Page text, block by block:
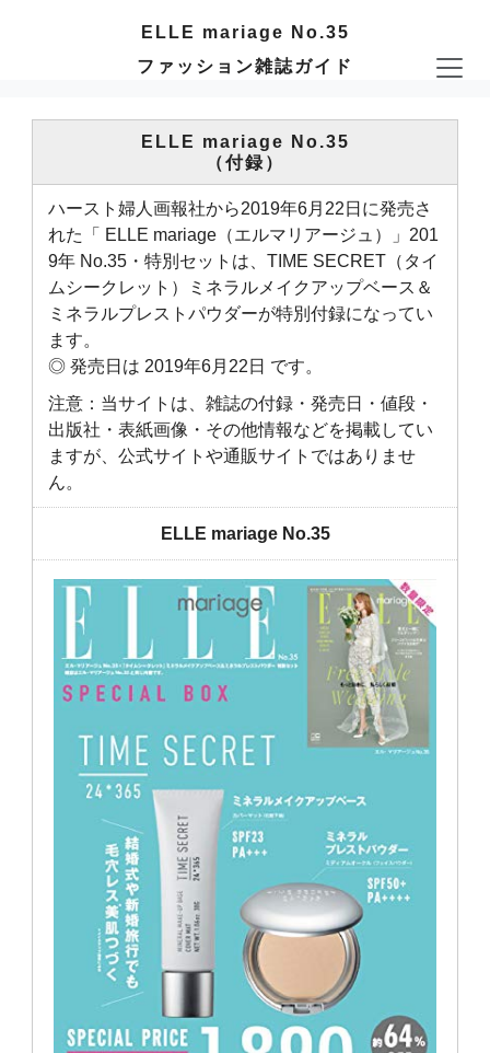
ELLE mariage No.35
ファッション雑誌ガイド
ELLE mariage No.35
（付録）
ハースト婦人画報社から2019年6月22日に発売さ
れた「 ELLE mariage（エルマリアージュ）」201
9年 No.35・特別セットは、TIME SECRET（タイ
ムシークレット）ミネラルメイクアップベース＆
ミネラルプレストパウダーが特別付録になってい
ます。
◎ 発売日は 2019年6月22日 です。
注意：当サイトは、雑誌の付録・発売日・値段・
出版社・表紙画像・その他情報などを掲載してい
ますが、公式サイトや通販サイトではありませ
ん。
ELLE mariage No.35